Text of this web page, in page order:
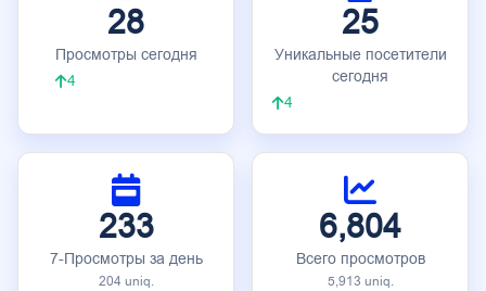
28
Просмотры сегодня
4
25
Уникальные посетители
сегодня
4
233
7-Просмотры за день
204 uniq.
6,804
Всего просмотров
5,913 uniq.